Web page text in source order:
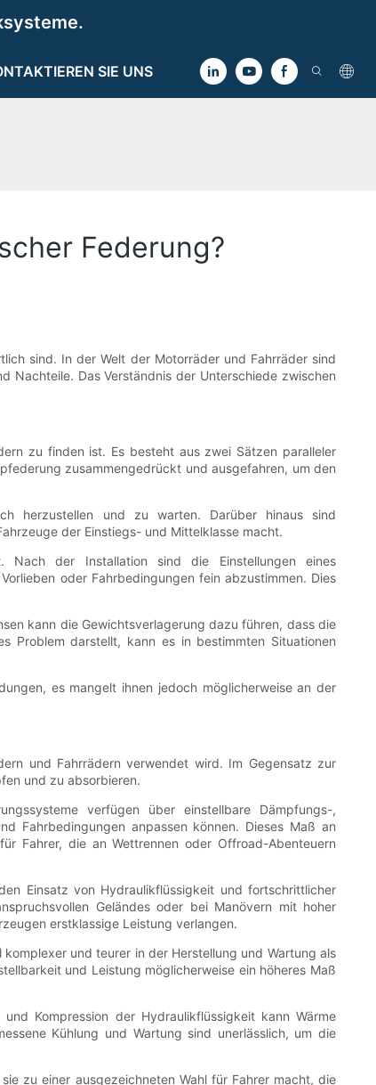
SIE UNS
Federung?
sind. In der Welt der Motorräder und Fahrräder sind
Nachteile. Das Verständnis der Unterschiede zwischen
zu finden ist. Es besteht aus zwei Sätzen paralleler
zusammengedrückt und ausgefahren, um den
herzustellen und zu warten. Darüber hinaus sind
der Einstiegs- und Mittelklasse macht.
Nach der Installation sind die Einstellungen eines
oder Fahrbedingungen fein abzustimmen. Dies
kann die Gewichtsverlagerung dazu führen, dass die
Problem darstellt, kann es in bestimmten Situationen
es mangelt ihnen jedoch möglicherweise an der
und Fahrrädern verwendet wird. Im Gegensatz zur
und zu absorbieren.
verfügen über einstellbare Dämpfungs-,
Fahrbedingungen anpassen können. Dieses Maß an
Fahrer, die an Wettrennen oder Offroad-Abenteuern
Einsatz von Hydraulikflüssigkeit und fortschrittlicher
Geländes oder bei Manövern mit hoher
erstklassige Leistung verlangen.
und teurer in der Herstellung und Wartung als
und Leistung möglicherweise ein höheres Maß
Kompression der Hydraulikflüssigkeit kann Wärme
Kühlung und Wartung sind unerlässlich, um die
zu einer ausgezeichneten Wahl für Fahrer macht, die